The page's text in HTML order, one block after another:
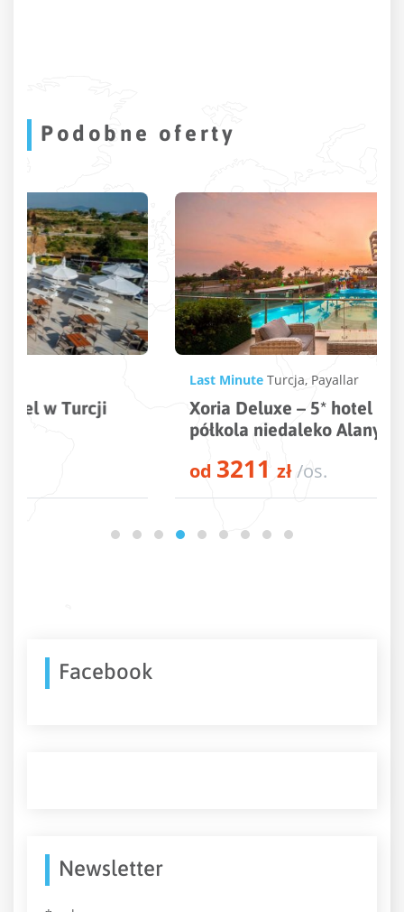
Podobne oferty
Payallar
Xoria Deluxe – 5* hotel w kształcie
półkola niedaleko Alanyi
Facebook
Newsletter